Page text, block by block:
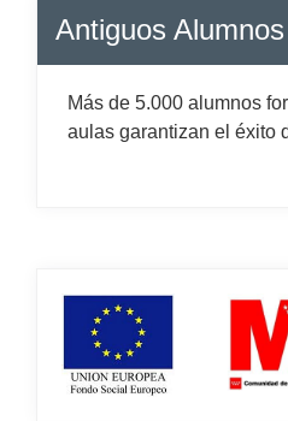
Antiguos Alumnos
Más de 5.000 alumnos
aulas garantizan el éxito